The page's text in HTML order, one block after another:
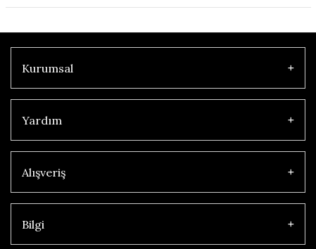
Kurumsal
Yardım
Alışveriş
Bilgi